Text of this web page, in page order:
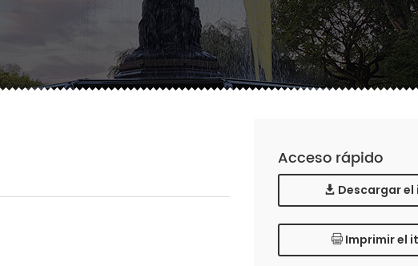
Acceso rápido
Descargar
Imprimir el